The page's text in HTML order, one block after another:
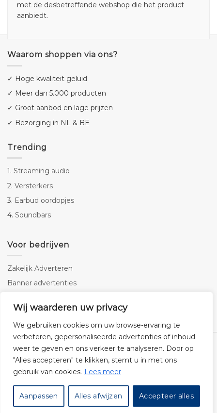
Wij waarderen uw privacy
We gebruiken cookies om uw browse-ervaring te
verbeteren, gepersonaliseerde advertenties of inhoud
weer te geven en ons verkeer te analyseren. Door op
"Alles accepteren" te klikken, stemt u in met ons
gebruik van cookies. Lees meer
Aanpassen Alles afwijzen Accepteer alles
met de desbetreffende webshop die het product
aanbiedt.
Waarom shoppen via ons?
✓ Hoge kwaliteit geluid
✓ Meer dan 5.000 producten
✓ Groot aanbod en lage prijzen
✓ Bezorging in NL & BE
Trending
1. Streaming audio
2. Versterkers
3. Earbud oordopjes
4. Soundbars
Voor bedrijven
Zakelijk Adverteren
Banner advertenties
SEO copywriting
© 2026 -Audiogigant